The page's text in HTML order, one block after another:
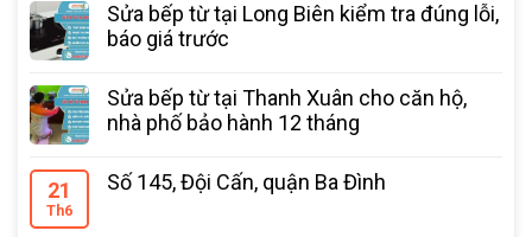
Sửa bếp từ tại Long Biên kiểm tra đúng lỗi,
báo giá trước
Sửa bếp từ tại Thanh Xuân cho căn hộ,
nhà phố bảo hành 12 tháng
21
Th6
Số 145, Đội Cấn, quận Ba Đình